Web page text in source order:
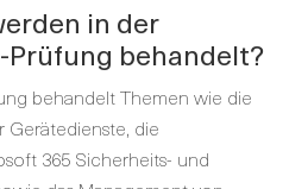
in der
behandelt?
behandelt Themen wie die
die
365 Sicherheits- und